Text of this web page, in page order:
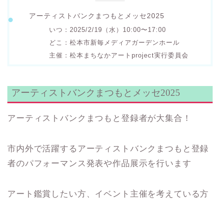
アーティストバンクまつもとメッセ2025
いつ：2025/2/19（水）10:00〜17:00
どこ：松本市新毎メディアガーデンホール
主催：松本まちなかアートproject実行委員会
アーティストバンクまつもとメッセ2025
アーティストバンクまつもと登録者が大集合！
市内外で活躍するアーティストバンクまつもと登録
者のパフォーマンス発表や作品展示を行います
アート鑑賞したい方、イベント主催を考えている方